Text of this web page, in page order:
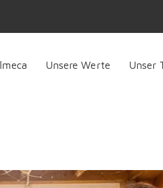
Unsere Werte Unser